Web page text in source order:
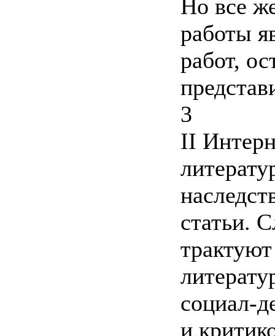
Но все
работы
работ,
3
II
статьи.
социал-
и